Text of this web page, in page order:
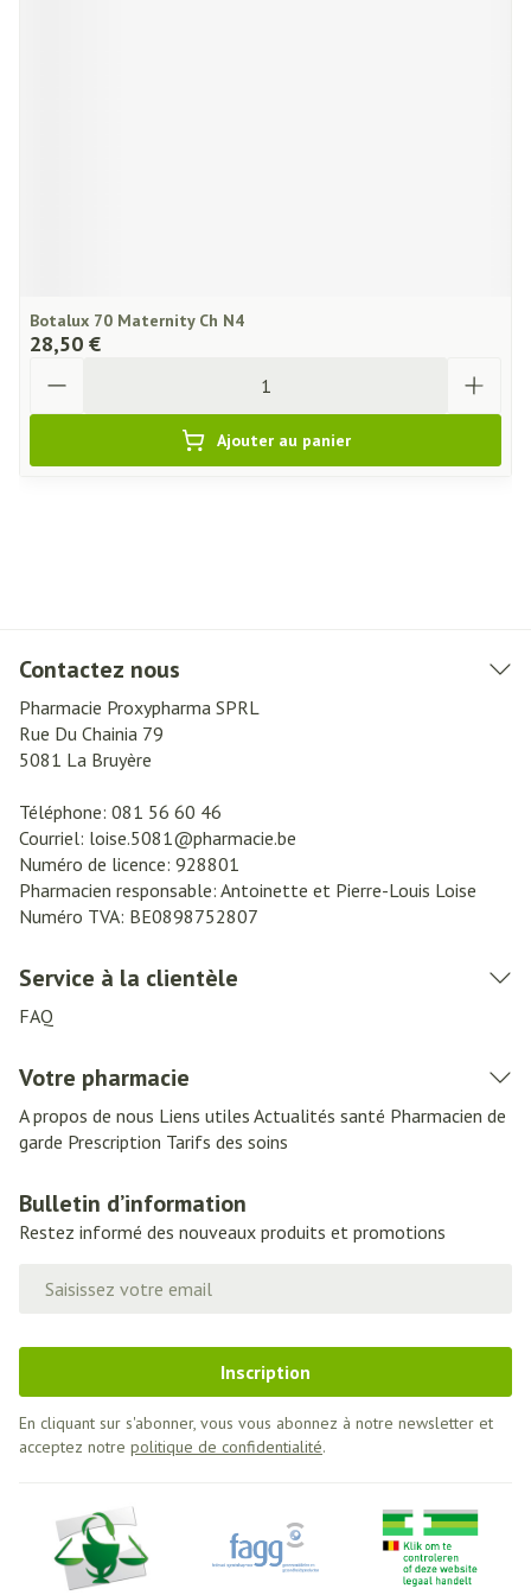
Botalux 70 Maternity Ch N4
28,50 €
Ajouter au panier
Contactez nous
Pharmacie Proxypharma SPRL
Rue Du Chainia 79
5081 La Bruyère
Téléphone: 081 56 60 46
Courriel: loise.5081@pharmacie.be
Numéro de licence: 928801
Pharmacien responsable: Antoinette et Pierre-Louis Loise
Numéro TVA: BE0898752807
Service à la clientèle
FAQ
Votre pharmacie
A propos de nous Liens utiles Actualités santé Pharmacien de
garde Prescription Tarifs des soins
Bulletin d’information
Restez informé des nouveaux produits et promotions
Inscription
En cliquant sur s'abonner, vous vous abonnez à notre newsletter et
acceptez notre politique de confidentialité.